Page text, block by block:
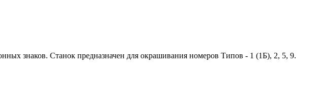
знаков. Станок предназначен для окрашивания номеров Типов - 1 (1Б), 2, 5, 9.